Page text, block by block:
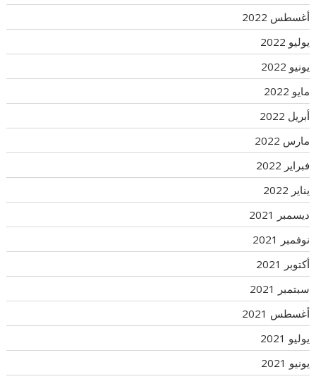
أغسطس 2022
يوليو 2022
يونيو 2022
مايو 2022
أبريل 2022
مارس 2022
فبراير 2022
يناير 2022
ديسمبر 2021
نوفمبر 2021
أكتوبر 2021
سبتمبر 2021
أغسطس 2021
يوليو 2021
يونيو 2021